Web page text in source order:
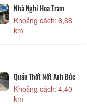
Nhà Nghỉ Hoa Tràm
Khoảng cách: 6,68
km
Quán Thốt Nốt Anh Đức
Khoảng cách: 4,40
km